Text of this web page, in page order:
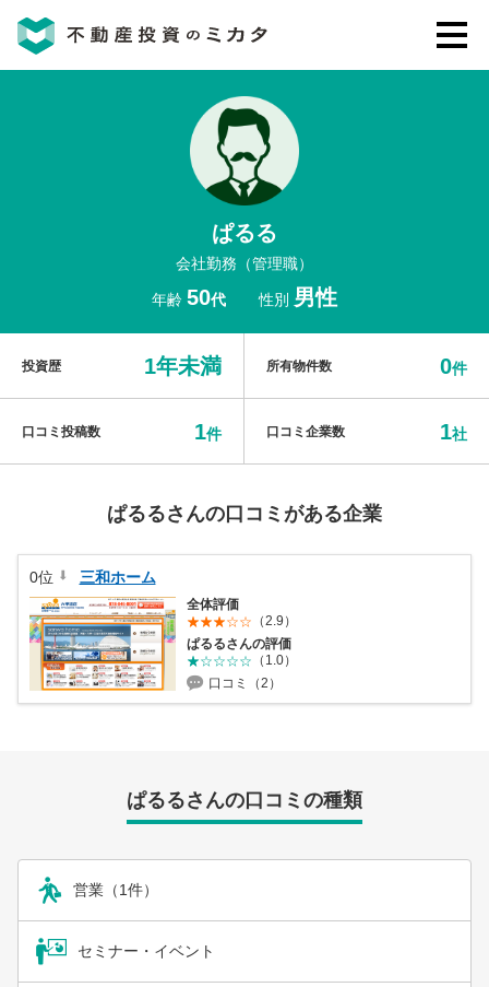
不動産投資のミカタとは
不動産投資会社の評判・口コミ
ぱるる
会社勤務（管理職）
年齢 50代 性別 男性
投資歴 1年未満 所有物件数 0件
口コミ投稿数 1件 口コミ企業数 1社
ぱるるさんの口コミがある企業
0位 三和ホーム
全体評価
（2.9）
ぱるるさんの評価
（1.0）
口コミ（2）
ぱるるさんの口コミの種類
営業（1件）
セミナー・イベント